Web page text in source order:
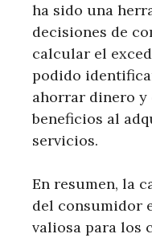
ha sido una
decisiones de
calcular el
podido
ahorrar dinero y
beneficios al
servicios.
En resumen, la
del consumidor
valiosa para los